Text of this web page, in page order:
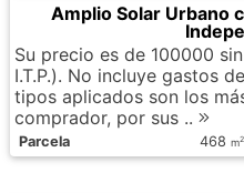
Amplio Solar Urbano
Su precio es de 100000
I.T.P.). No incluye gastos
tipos aplicados son los
comprador, por sus ..
Parcela 468 m2